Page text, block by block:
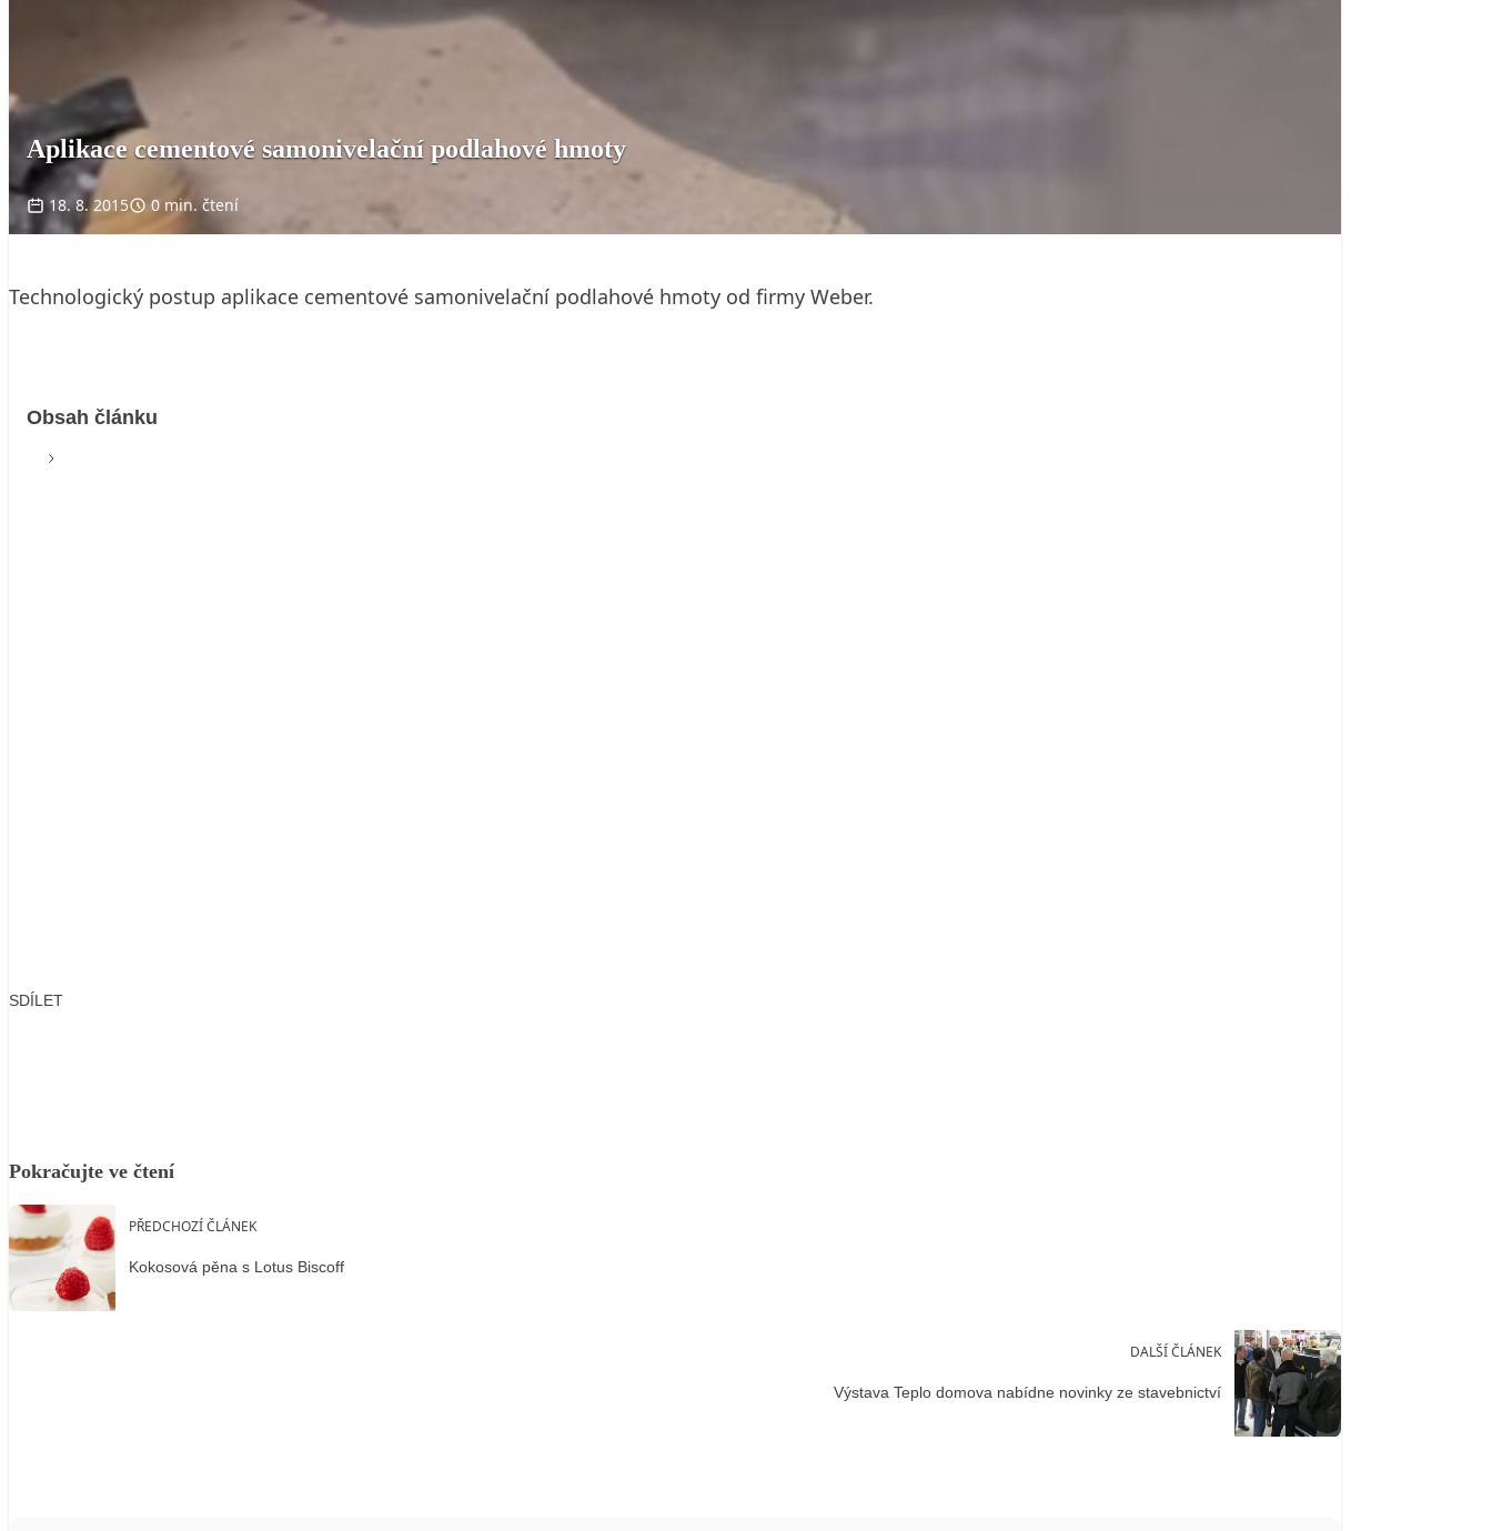
Aplikace cementové samonivelační podlahové hmoty
18. 8. 2015 0 min. čtení
Technologický postup aplikace cementové samonivelační podlahové hmoty od firmy Weber.
Obsah článku
SDÍLET
Pokračujte ve čtení
PŘEDCHOZÍ ČLÁNEK
Kokosová pěna s Lotus Biscoff
DALŠÍ ČLÁNEK
Výstava Teplo domova nabídne novinky ze stavebnictví